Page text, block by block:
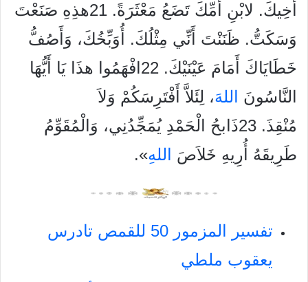
أَخِيكَ. لابْنِ أُمِّكَ تَضَعُ مَعْثَرَةً. 21هذِهِ صَنَعْتَ
وَسَكَتُّ. ظَنَنْتَ أَنِّي مِثْلُكَ. أُوَبِّخُكَ، وَأَصُفُّ
خَطَايَاكَ أَمَامَ عَيْنَيْكَ. 22افْهَمُوا هذَا يَا أَيُّهَا
النَّاسُونَ
اللهَ، لِئَلاَّ أَفْتَرِسَكُمْ وَلاَ
مُنْقِذَ. 23ذَابحُ الْحَمْدِ يُمَجِّدُنِي، وَالْمُقَوِّمُ
طَرِيقَهُ أُرِيهِ خَلاَصَ
اللهِ».
تفسير المزمور 50 للقمص تادرس
يعقوب ملطي